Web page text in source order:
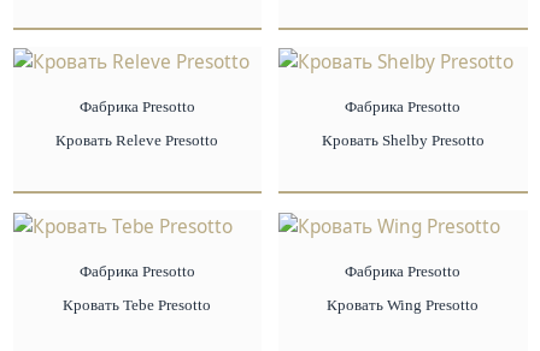
Фабрика Presotto
Кровать Releve Presotto
Фабрика Presotto
Кровать Shelby Presotto
Фабрика Presotto
Кровать Tebe Presotto
Фабрика Presotto
Кровать Wing Presotto